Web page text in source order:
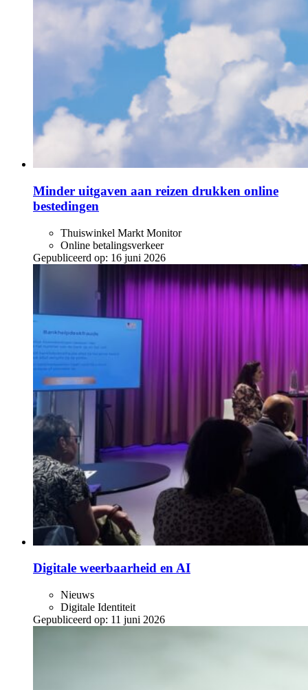
Minder uitgaven aan reizen drukken online
bestedingen
Thuiswinkel Markt Monitor
Online betalingsverkeer
Gepubliceerd op: 16 juni 2026
Digitale weerbaarheid en AI
Nieuws
Digitale Identiteit
Gepubliceerd op: 11 juni 2026